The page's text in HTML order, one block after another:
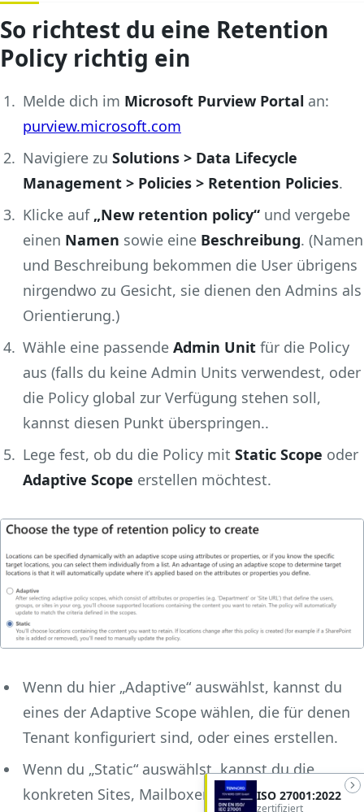
So richtest du eine Retention
Policy richtig ein
Melde dich im Microsoft Purview Portal an:
purview.microsoft.com
Navigiere zu Solutions > Data Lifecycle
Management > Policies > Retention Policies.
Klicke auf „New retention policy“ und vergebe
einen Namen sowie eine Beschreibung. (Namen
und Beschreibung bekommen die User übrigens
nirgendwo zu Gesicht, sie dienen den Admins als
Orientierung.)
Wähle eine passende Admin Unit für die Policy
aus (falls du keine Admin Units verwendest, oder
die Policy global zur Verfügung stehen soll,
kannst diesen Punkt überspringen..
Lege fest, ob du die Policy mit Static Scope oder
Adaptive Scope erstellen möchtest.
Wenn du hier „Adaptive“ auswählst, kannst du
eines der Adaptive Scope wählen, die für denen
Tenant konfiguriert sind, oder eines erstellen.
Wenn du „Static“ auswählst, kannst du die
konkreten Sites, Mailboxen, etc. auswählen, auf
ISO 27001:2022
zertifiziert